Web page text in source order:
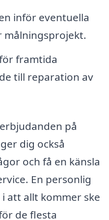
inför eventuella
målningsprojekt.
framtida
till reparation av
på
dig också
och få en känsla
En personlig
att allt kommer ske
de flesta